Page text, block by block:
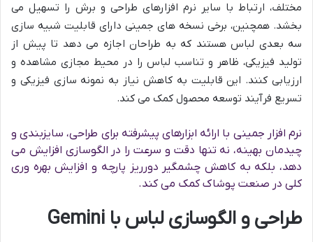
مختلف، ارتباط با سایر نرم افزارهای طراحی و برش را تسهیل می
بخشد. همچنین، برخی نسخه های جمینی دارای قابلیت شبیه سازی
سه بعدی لباس هستند که به طراحان اجازه می دهد تا پیش از
تولید فیزیکی، ظاهر و تناسب لباس را در محیط مجازی مشاهده و
ارزیابی کنند. این قابلیت به کاهش نیاز به نمونه سازی فیزیکی و
تسریع فرآیند توسعه محصول کمک می کند.
نرم افزار جمینی با ارائه ابزارهای پیشرفته برای طراحی، سایزبندی و
چیدمان بهینه، نه تنها دقت و سرعت را در الگوسازی افزایش می
دهد، بلکه به کاهش چشمگیر دورریز پارچه و افزایش بهره وری
کلی در صنعت پوشاک کمک می کند.
طراحی و الگوسازی لباس با Gemini